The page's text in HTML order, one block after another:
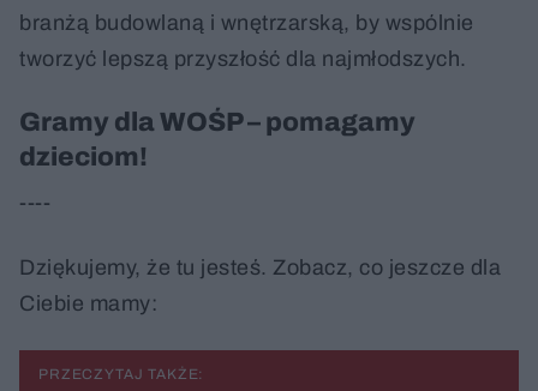
branżą budowlaną i wnętrzarską, by wspólnie
tworzyć lepszą przyszłość dla najmłodszych.
Gramy dla WOŚP – pomagamy
dzieciom!
----
Dziękujemy, że tu jesteś. Zobacz, co jeszcze dla
Ciebie mamy:
PRZECZYTAJ TAKŻE: